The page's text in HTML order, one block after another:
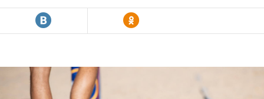
R Y